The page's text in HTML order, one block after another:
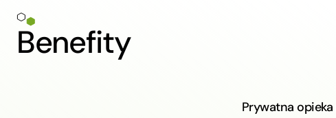
Benefity
Prywatna